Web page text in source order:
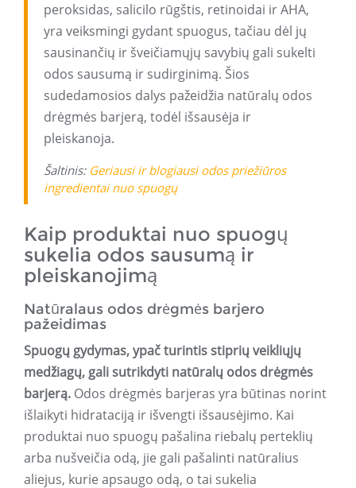
peroksidas, salicilo rūgštis, retinoidai ir AHA,
yra veiksmingi gydant spuogus, tačiau dėl jų
sausinančių ir šveičiamųjų savybių gali sukelti
odos sausumą ir sudirginimą. Šios
sudedamosios dalys pažeidžia natūralų odos
drėgmės barjerą, todėl išsausėja ir
pleiskanoja.
Šaltinis: Geriausi ir blogiausi odos priežiūros
ingredientai nuo spuogų
Kaip produktai nuo spuogų
sukelia odos sausumą ir
pleiskanojimą
Natūralaus odos drėgmės barjero
pažeidimas
Spuogų gydymas, ypač turintis stiprių veikliųjų
medžiagų, gali sutrikdyti natūralų odos drėgmės
barjerą. Odos drėgmės barjeras yra būtinas norint
išlaikyti hidrataciją ir išvengti išsausėjimo. Kai
produktai nuo spuogų pašalina riebalų perteklių
arba nušveičia odą, jie gali pašalinti natūralius
aliejus, kurie apsaugo odą, o tai sukelia